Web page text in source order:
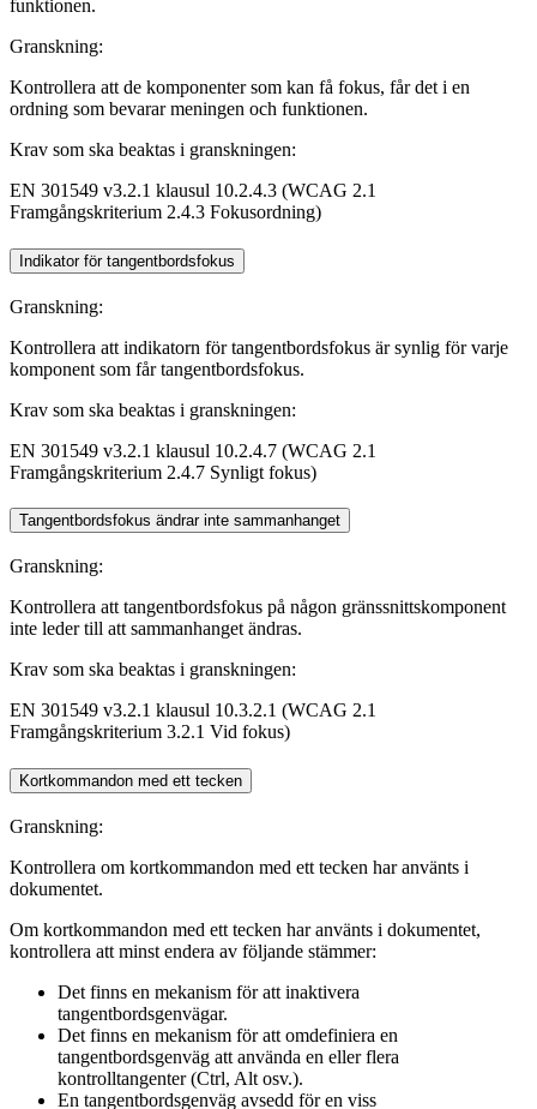
funktionen.
Granskning:
Kontrollera att de komponenter som kan få fokus, får det i en
ordning som bevarar meningen och funktionen.
Krav som ska beaktas i granskningen:
EN 301549 v3.2.1 klausul 10.2.4.3 (WCAG 2.1
Framgångskriterium 2.4.3 Fokusordning)
Indikator för tangentbordsfokus
Granskning:
Kontrollera att indikatorn för tangentbordsfokus är synlig för varje
komponent som får tangentbordsfokus.
Krav som ska beaktas i granskningen:
EN 301549 v3.2.1 klausul 10.2.4.7 (WCAG 2.1
Framgångskriterium 2.4.7 Synligt fokus)
Tangentbordsfokus ändrar inte sammanhanget
Granskning:
Kontrollera att tangentbordsfokus på någon gränssnittskomponent
inte leder till att sammanhanget ändras.
Krav som ska beaktas i granskningen:
EN 301549 v3.2.1 klausul 10.3.2.1 (WCAG 2.1
Framgångskriterium 3.2.1 Vid fokus)
Kortkommandon med ett tecken
Granskning:
Kontrollera om kortkommandon med ett tecken har använts i
dokumentet.
Om kortkommandon med ett tecken har använts i dokumentet,
kontrollera att minst endera av följande stämmer:
Det finns en mekanism för att inaktivera
tangentbordsgenvägar.
Det finns en mekanism för att omdefiniera en
tangentbordsgenväg att använda en eller flera
kontrolltangenter (Ctrl, Alt osv.).
En tangentbordsgenväg avsedd för en viss